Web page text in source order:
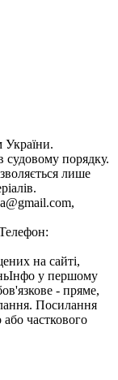
України.
судовому порядку.
лише
на сайті,
у першому
- пряме,
Посилання
часткового